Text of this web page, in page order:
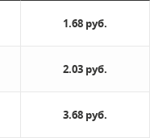
1.68 руб.
2.03 руб.
3.68 руб.